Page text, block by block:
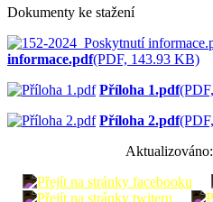
Dokumenty ke stažení
informace.pdf(PDF, 143.93 KB)
Příloha 1.pdf
Příloha 2.pdf
Aktualizováno: